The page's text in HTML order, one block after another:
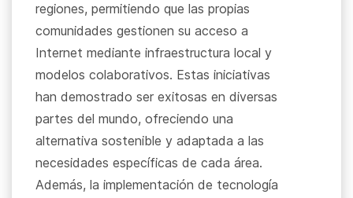
regiones, permitiendo que las propias
comunidades gestionen su acceso a
Internet mediante infraestructura local y
modelos colaborativos. Estas iniciativas
han demostrado ser exitosas en diversas
partes del mundo, ofreciendo una
alternativa sostenible y adaptada a las
necesidades específicas de cada área.
Además, la implementación de tecnología